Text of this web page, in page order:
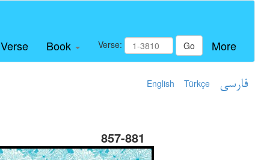
Book Verse: Go More
English Türkçe فارسی
857-881